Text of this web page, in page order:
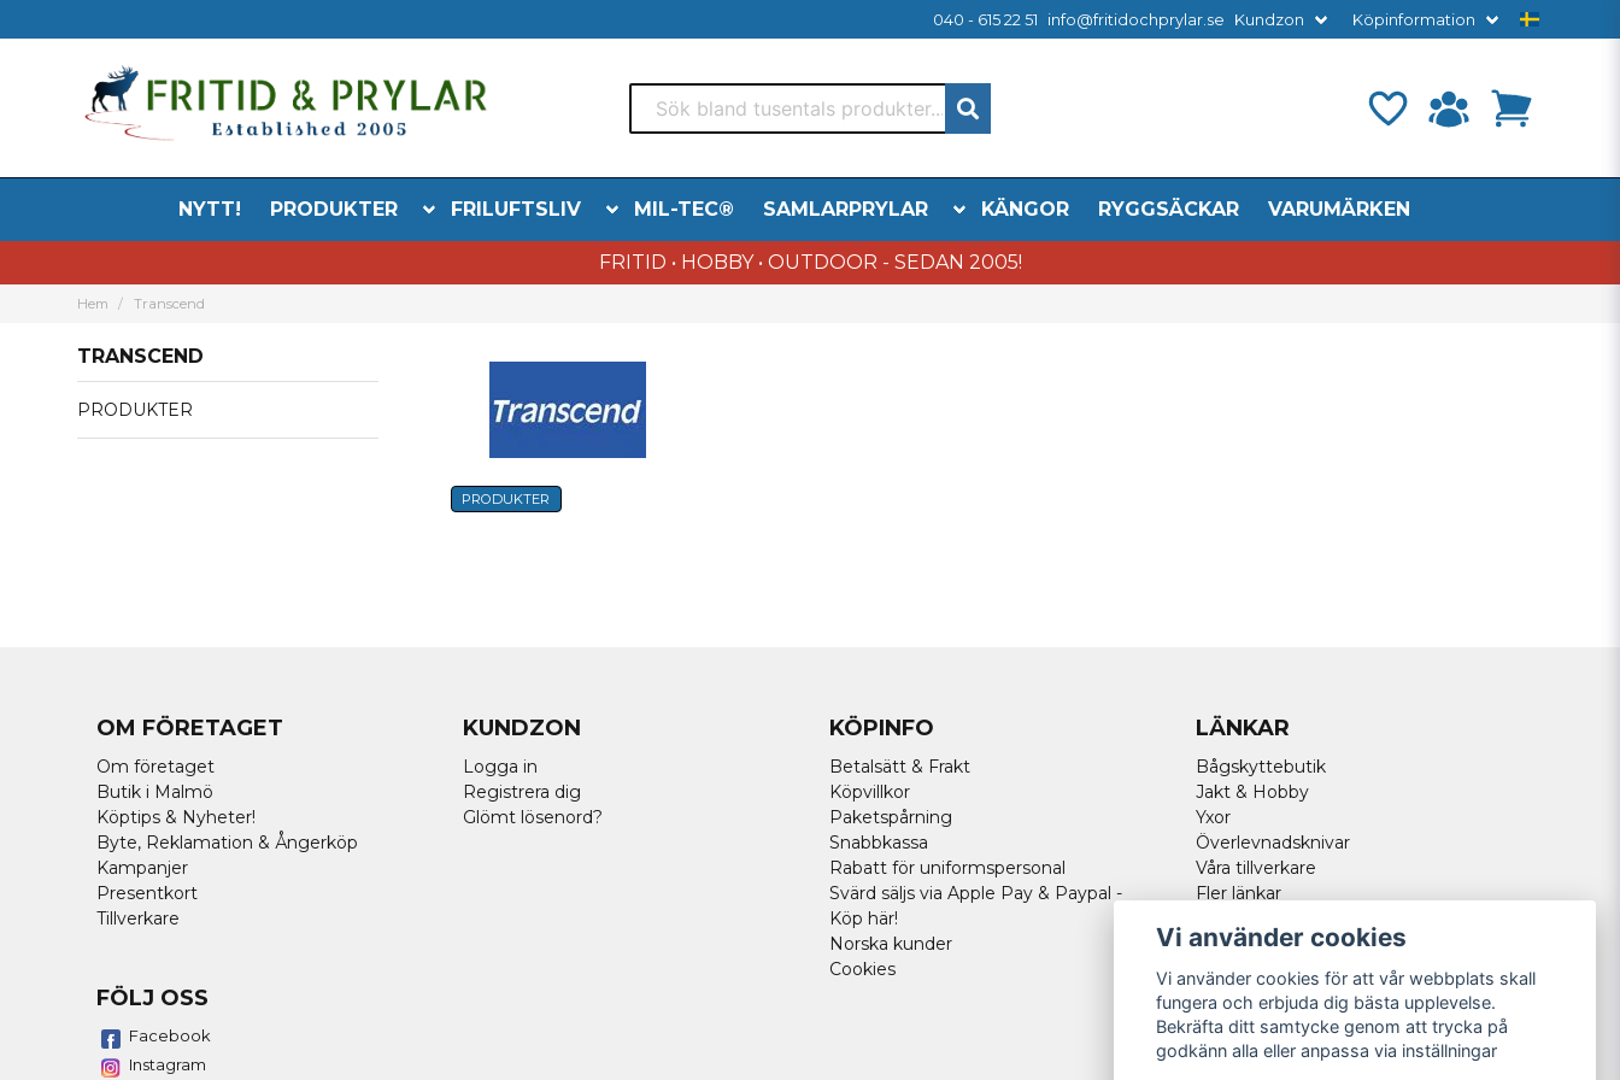
040 - 615 22 51 info@fritidochprylar.se Kundzon Köpinformation
NYTT! PRODUKTER FRILUFTSLIV MIL-TEC® SAMLARPRYLAR KÄNGOR RYGGSÄCKAR VARUMÄRKEN
FRITID • HOBBY • OUTDOOR - SEDAN 2005!
Hem Transcend
TRANSCEND
PRODUKTER
PRODUKTER
OM FÖRETAGET
Om företaget
Butik i Malmö
Köptips & Nyheter!
Byte, Reklamation & Ångerköp
Kampanjer
Presentkort
Tillverkare
KUNDZON
Logga in
Registrera dig
Glömt lösenord?
KÖPINFO
Betalsätt & Frakt
Köpvillkor
Paketspårning
Snabbkassa
Rabatt för uniformspersonal
Svärd säljs via Apple Pay & Paypal -
Köp här!
Norska kunder
Cookies
LÄNKAR
Bågskyttebutik
Jakt & Hobby
Yxor
Överlevnadsknivar
Våra tillverkare
Fler länkar
FÖLJ OSS
Facebook
Instagram
Vi använder cookies
Vi använder cookies för att vår webbplats skall
fungera och erbjuda dig bästa upplevelse.
Bekräfta ditt samtycke genom att trycka på
godkänn alla eller anpassa via inställningar